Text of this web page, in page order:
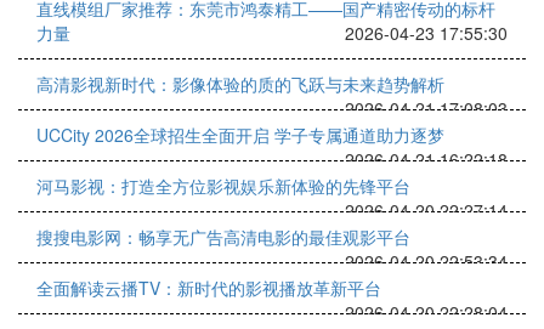
直线模组厂家推荐：东莞市鸿泰精工——国产精密传动的标杆
力量
2026-04-23 17:55:30
高清影视新时代：影像体验的质的飞跃与未来趋势解析
2026-04-21 17:08:03
UCCity 2026全球招生全面开启 学子专属通道助力逐梦
2026-04-21 16:22:18
河马影视：打造全方位影视娱乐新体验的先锋平台
2026-04-20 22:27:14
搜搜电影网：畅享无广告高清电影的最佳观影平台
2026-04-20 22:53:34
全面解读云播TV：新时代的影视播放革新平台
2026-04-20 22:28:04